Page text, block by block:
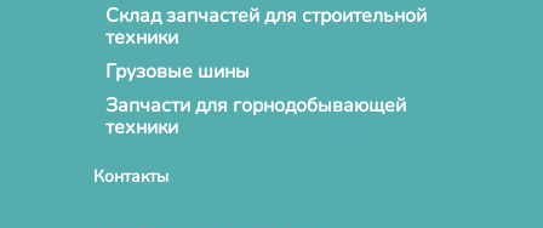
Склад запчастей для строительной
техники
Грузовые шины
Запчасти для горнодобывающей
техники
Контакты